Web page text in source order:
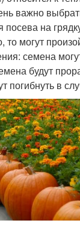
важно
на
то могут
семена
будут
погибнуть в